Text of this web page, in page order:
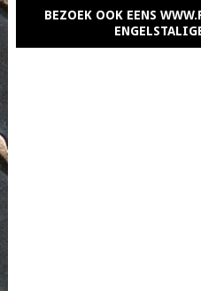
BEZOEK OOK EENS